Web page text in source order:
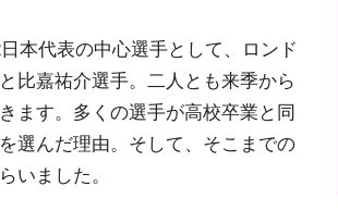
本代表の中心選手として、ロンド
比嘉祐介選手。二人とも来季から
ます。多くの選手が高校卒業と同
選んだ理由。そして、そこまでの
いました。
疲れに
バリー
人気No.1商品
テクダマ